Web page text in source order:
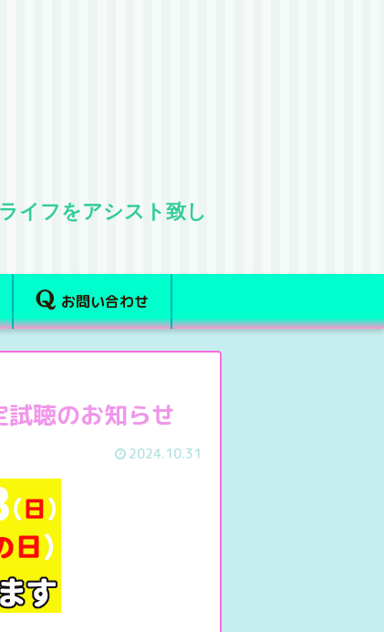
イフをアシスト致し
お問い合わせ
聴のお知らせ
2024.10.31